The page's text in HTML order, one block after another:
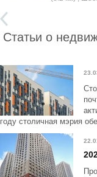
Статьи о
году столичная мэрия